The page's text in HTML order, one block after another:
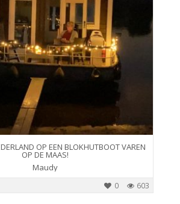
OP EEN BLOKHUTBOOT VAREN
OP DE MAAS!
Maudy
603
0